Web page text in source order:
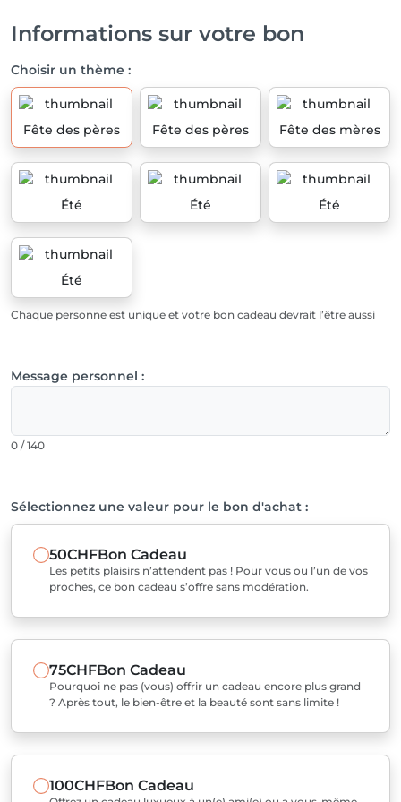
Informations sur votre bon
Choisir un thème :
Fête des pères Fête des pères Fête des mères
Été Été Été
Été
Chaque personne est unique et votre bon cadeau devrait l’être aussi
Message personnel :
0 / 140
Sélectionnez une valeur pour le bon d'achat :
50CHFBon Cadeau
Les petits plaisirs n’attendent pas ! Pour vous ou l’un de vos
proches, ce bon cadeau s’offre sans modération.
75CHFBon Cadeau
Pourquoi ne pas (vous) offrir un cadeau encore plus grand
? Après tout, le bien-être et la beauté sont sans limite !
100CHFBon Cadeau